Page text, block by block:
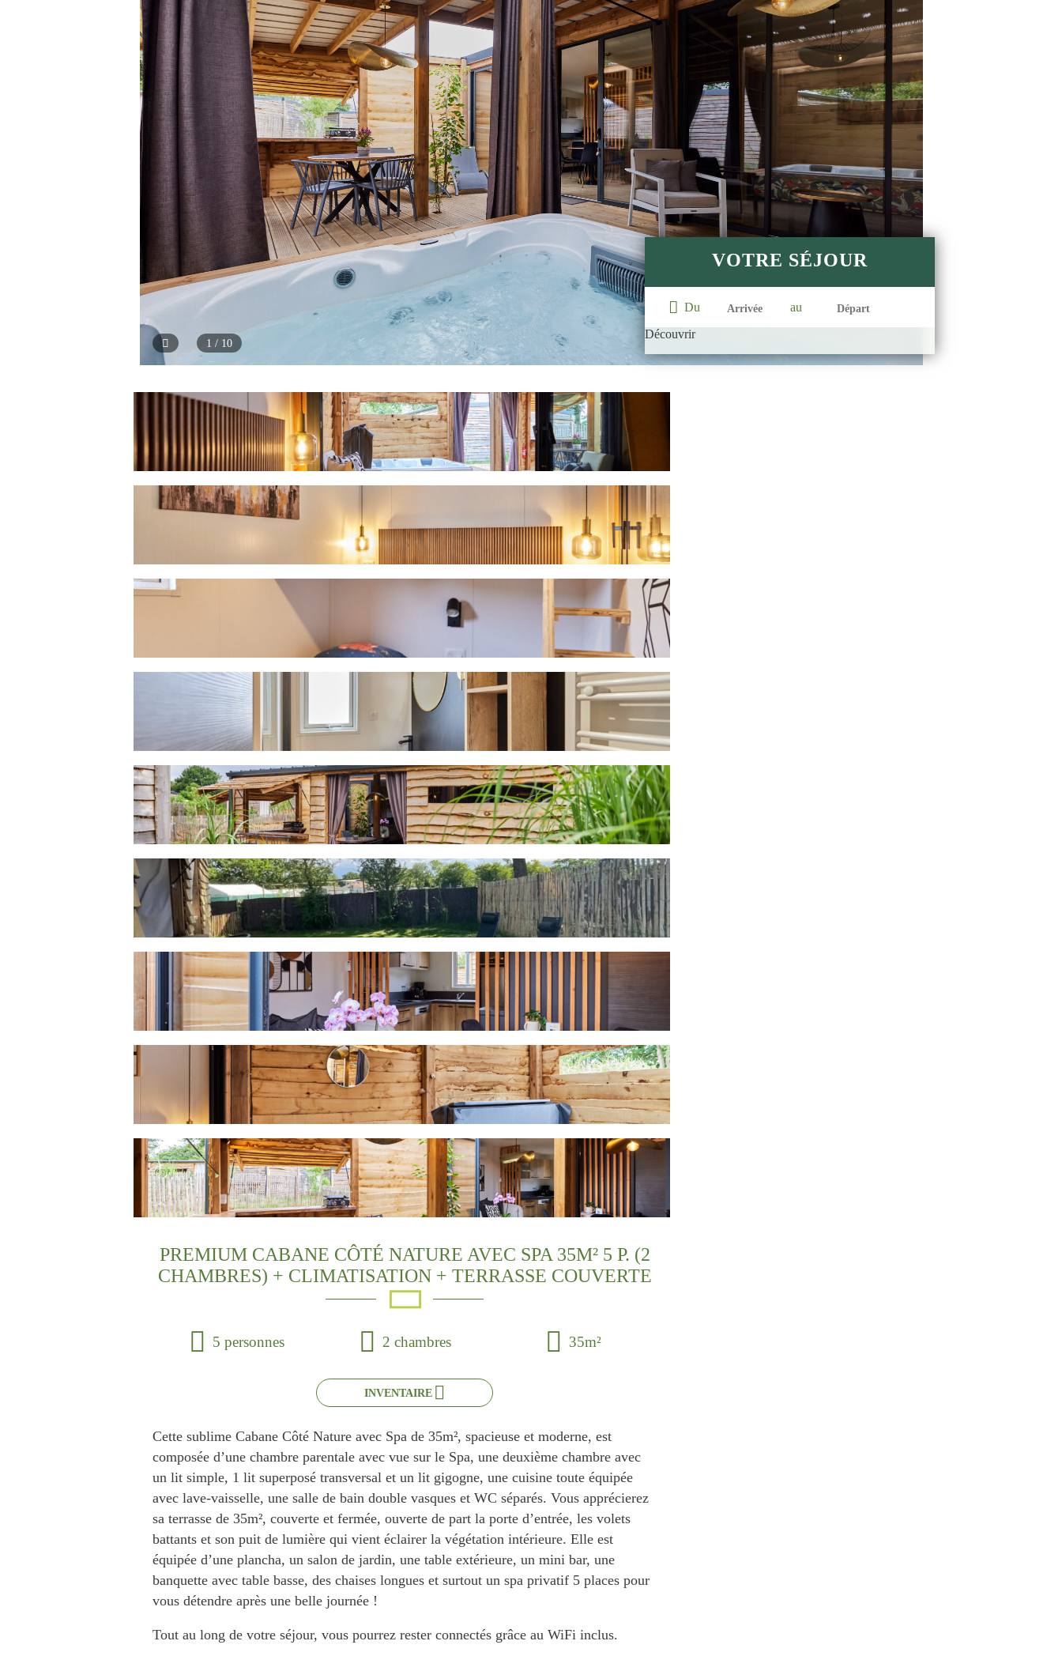
1 / 10
PREMIUM CABANE CÔTÉ NATURE AVEC SPA 35M² 5 P. (2
CHAMBRES) + CLIMATISATION + TERRASSE COUVERTE
5 personnes 2 chambres 35m²
INVENTAIRE
Cette sublime Cabane Côté Nature avec Spa de 35m², spacieuse et moderne, est
composée d’une chambre parentale avec vue sur le Spa, une deuxième chambre avec
un lit simple, 1 lit superposé transversal et un lit gigogne, une cuisine toute équipée
avec lave-vaisselle, une salle de bain double vasques et WC séparés. Vous apprécierez
sa terrasse de 35m², couverte et fermée, ouverte de part la porte d’entrée, les volets
battants et son puit de lumière qui vient éclairer la végétation intérieure. Elle est
équipée d’une plancha, un salon de jardin, une table extérieure, un mini bar, une
banquette avec table basse, des chaises longues et surtout un spa privatif 5 places pour
vous détendre après une belle journée !
Tout au long de votre séjour, vous pourrez rester connectés grâce au WiFi inclus.
VOTRE SÉJOUR
Du
au
Découvrir